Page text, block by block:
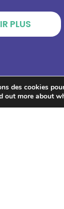
PLUS
des cookies
out more about